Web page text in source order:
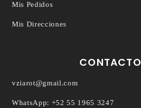
Mis Pedidos
Mis Direcciones
CONTACTO
vziarot@gmail.com
WhatsApp: +52 55 1965 3247